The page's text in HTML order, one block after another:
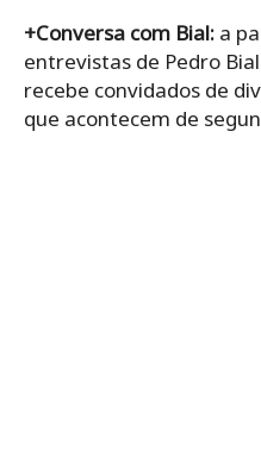
+Conversa com Bial: a
entrevistas de Pedro
recebe convidados de
que acontecem de